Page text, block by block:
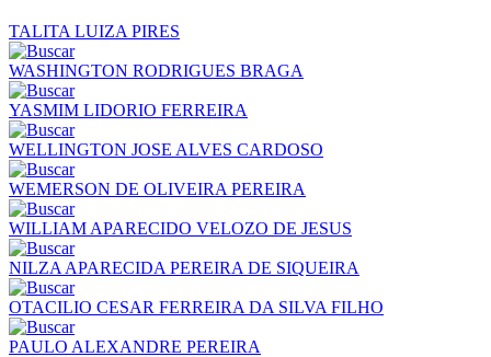
TALITA LUIZA PIRES
WASHINGTON RODRIGUES BRAGA
YASMIM LIDORIO FERREIRA
WELLINGTON JOSE ALVES CARDOSO
WEMERSON DE OLIVEIRA PEREIRA
WILLIAM APARECIDO VELOZO DE JESUS
NILZA APARECIDA PEREIRA DE SIQUEIRA
OTACILIO CESAR FERREIRA DA SILVA FILHO
PAULO ALEXANDRE PEREIRA